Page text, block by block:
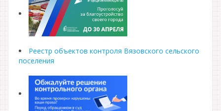
Реестр объектов контроля Вязовского сельского
поселения